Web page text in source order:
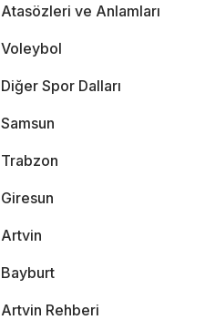
Atasözleri ve Anlamları
Voleybol
Diğer Spor Dalları
Samsun
Trabzon
Giresun
Artvin
Bayburt
Artvin Rehberi